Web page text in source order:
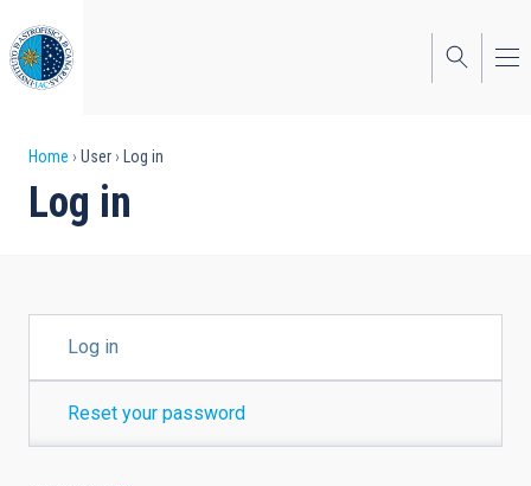
to
main
content
Breadcrumb
Home User Log in
Log in
TABSLog in
Reset your password